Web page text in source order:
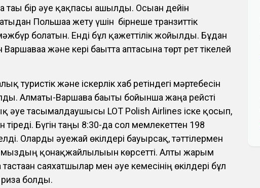
тағы бір әуе қақпасы ашылды. Осыған дейін
Польшаға жету үшін бірнеше транзиттік
болатын. Енді бұл қажеттілік жойылды. Бұдан
және кері бағытта аптасына төрт рет тікелей
туристік және іскерлік хаб ретіндегі мәртебесін
Алматы-Варшава бағыты бойынша жаңа рейсті
әуе тасымалдаушысы LOT Polish Airlines іске қосып,
тіреді. Бүгін таңғы 8:30-да сол мемлекеттен 198
Оларды әуежай өкілдері бауырсақ, тәттілермен
қонақжайлылығын көрсетті. Алты жарым
саяхатшылар мен әуе кемесінің өкілдері бұл
риза болды.